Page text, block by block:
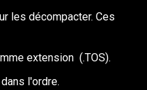
les décompacter. Ces
extension (.TOS).
l'ordre.